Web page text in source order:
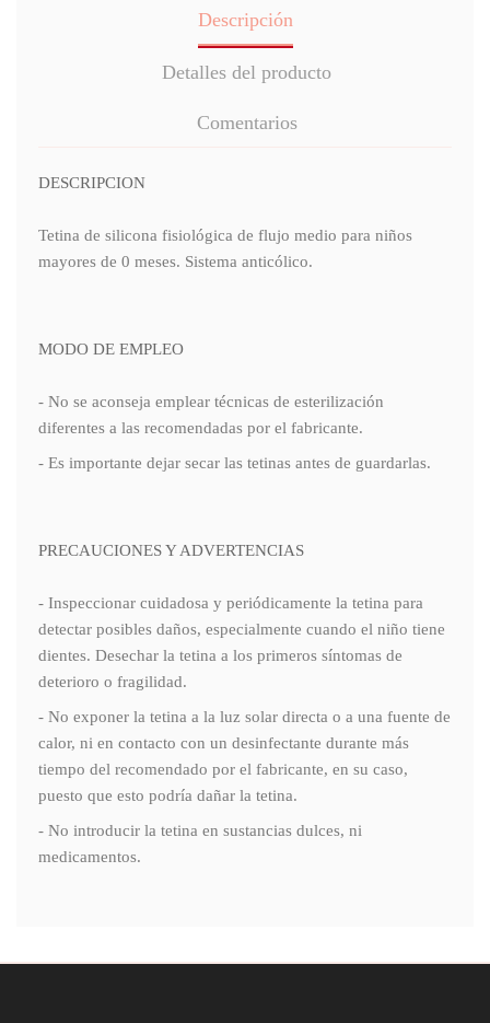
Descripción
Detalles del producto
Comentarios
DESCRIPCION
Tetina de silicona fisiológica de flujo medio para niños
mayores de 0 meses. Sistema anticólico.
MODO DE EMPLEO
- No se aconseja emplear técnicas de esterilización
diferentes a las recomendadas por el fabricante.
- Es importante dejar secar las tetinas antes de guardarlas.
PRECAUCIONES Y ADVERTENCIAS
- Inspeccionar cuidadosa y periódicamente la tetina para
detectar posibles daños, especialmente cuando el niño tiene
dientes. Desechar la tetina a los primeros síntomas de
deterioro o fragilidad.
- No exponer la tetina a la luz solar directa o a una fuente de
calor, ni en contacto con un desinfectante durante más
tiempo del recomendado por el fabricante, en su caso,
puesto que esto podría dañar la tetina.
- No introducir la tetina en sustancias dulces, ni
medicamentos.